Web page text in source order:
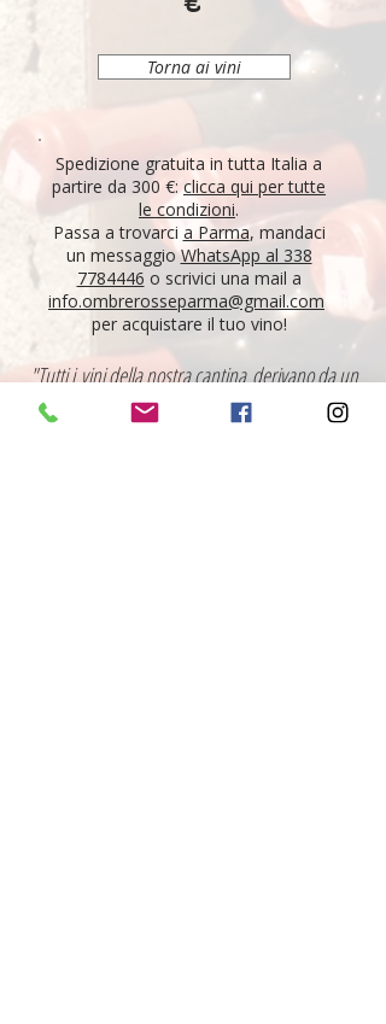
Torna ai vini
Spedizione gratuita in tutta Italia a
partire da 300 €:clicca qui per tutte
le condizioni.
Passa a trovarci a Parma, mandaci
un messaggioWhatsApp al 338
7784446 o scrivici una mail a
info.ombrerosseparma@gmail.com
per acquistare il tuo vino!
"Tutti i vini della nostra cantina derivano da un
lungo percorso di ricerca, iniziato nel 1995 con
l'apertura di Ombre Rosse, che prosegue tutt'oggi.